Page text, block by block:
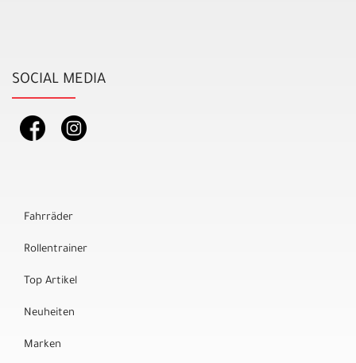
SOCIAL MEDIA
Fahrräder
Rollentrainer
Top Artikel
Neuheiten
Marken